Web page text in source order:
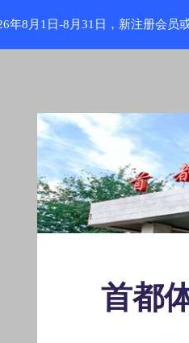
首都
年8月1日-8月31日，新注册会员